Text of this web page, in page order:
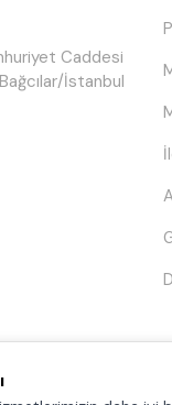
Caddesi
İstanbul